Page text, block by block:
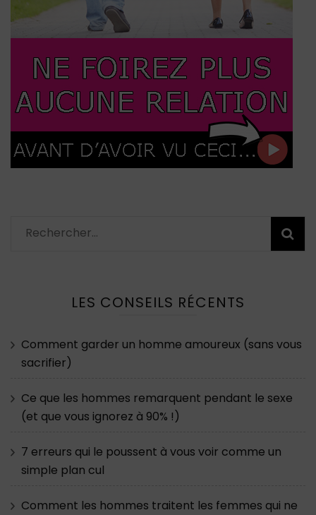
Rechercher :
LES CONSEILS RÉCENTS
Comment garder un homme amoureux (sans vous
sacrifier)
Ce que les hommes remarquent pendant le sexe
(et que vous ignorez à 90% !)
7 erreurs qui le poussent à vous voir comme un
simple plan cul
Comment les hommes traitent les femmes qui ne